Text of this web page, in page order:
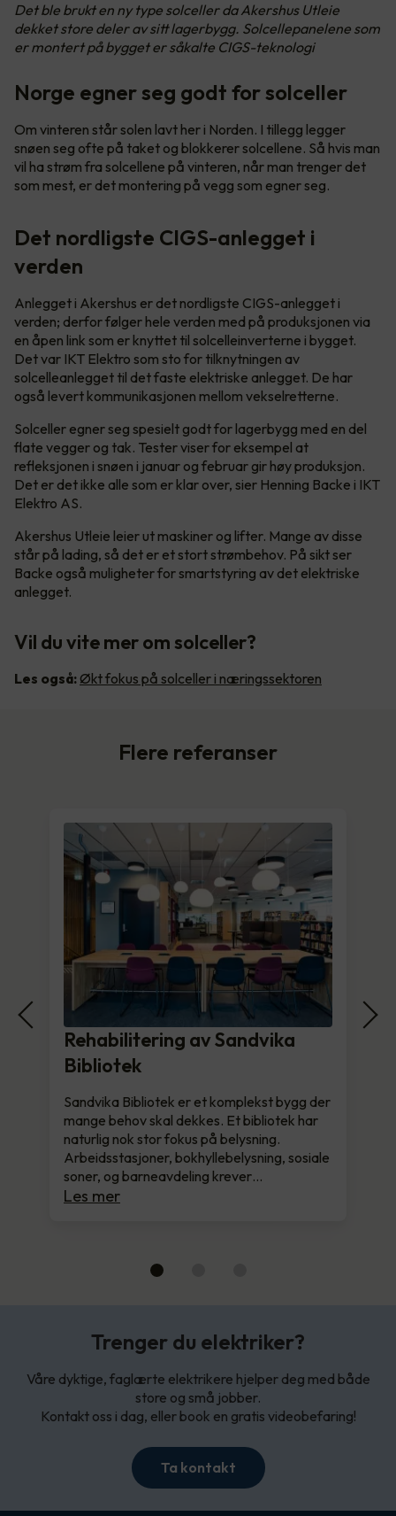
Det ble brukt en ny type solceller da Akershus Utleie
dekket store deler av sitt lagerbygg. Solcellepanelene som
er montert på bygget er såkalte CIGS-teknologi
Norge egner seg godt for solceller
Om vinteren står solen lavt her i Norden. I tillegg legger
snøen seg ofte på taket og blokkerer solcellene. Så hvis man
vil ha strøm fra solcellene på vinteren, når man trenger det
som mest, er det montering på vegg som egner seg.
Det nordligste CIGS-anlegget i
verden
Anlegget i Akershus er det nordligste CIGS-anlegget i
verden; derfor følger hele verden med på produksjonen via
en åpen link som er knyttet til solcelleinverterne i bygget.
Det var IKT Elektro som sto for tilknytningen av
solcelleanlegget til det faste elektriske anlegget. De har
også levert kommunikasjonen mellom vekselretterne.
Solceller egner seg spesielt godt for lagerbygg med en del
flate vegger og tak. Tester viser for eksempel at
refleksjonen i snøen i januar og februar gir høy produksjon.
Det er det ikke alle som er klar over, sier Henning Backe i IKT
Elektro AS.
Akershus Utleie leier ut maskiner og lifter. Mange av disse
står på lading, så det er et stort strømbehov. På sikt ser
Backe også muligheter for smartstyring av det elektriske
anlegget.
Vil du vite mer om solceller?
Les også: Økt fokus på solceller i næringssektoren
Flere referanser
Rehabilitering av Sandvika
Bibliotek
Sandvika Bibliotek er et komplekst bygg der
mange behov skal dekkes. Et bibliotek har
naturlig nok stor fokus på belysning.
Arbeidsstasjoner, bokhyllebelysning, sosiale
soner, og barneavdeling krever…
Les mer
Trenger du elektriker?
Våre dyktige, faglærte elektrikere hjelper deg med både
store og små jobber.
Kontakt oss i dag, eller book en gratis videobefaring!
Ta kontakt